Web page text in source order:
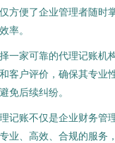
方便了企业管理者随时
率。
一家可靠的代理记账机
客户评价，确保其专业
免后续纠纷。
记账不仅是企业财务管
业、高效、合规的服务